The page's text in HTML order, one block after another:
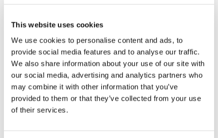
This website uses cookies
We use cookies to personalise content and ads, to
provide social media features and to analyse our traffic.
We also share information about your use of our site with
our social media, advertising and analytics partners who
may combine it with other information that you’ve
provided to them or that they’ve collected from your use
of their services.
Saunatalo on avoinna
myös helatorstaina
-Naisten päivät ovat maanantai ja
Valokuvakilpailu ”Saunalifestyle”
Osallistu Sauna From Finlandin
valokuvakilpailuun! Voittajat julkistetaan elokuussa